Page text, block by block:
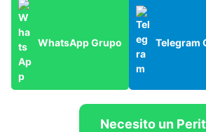
WhatsApp Grupo Telegram
Necesito un